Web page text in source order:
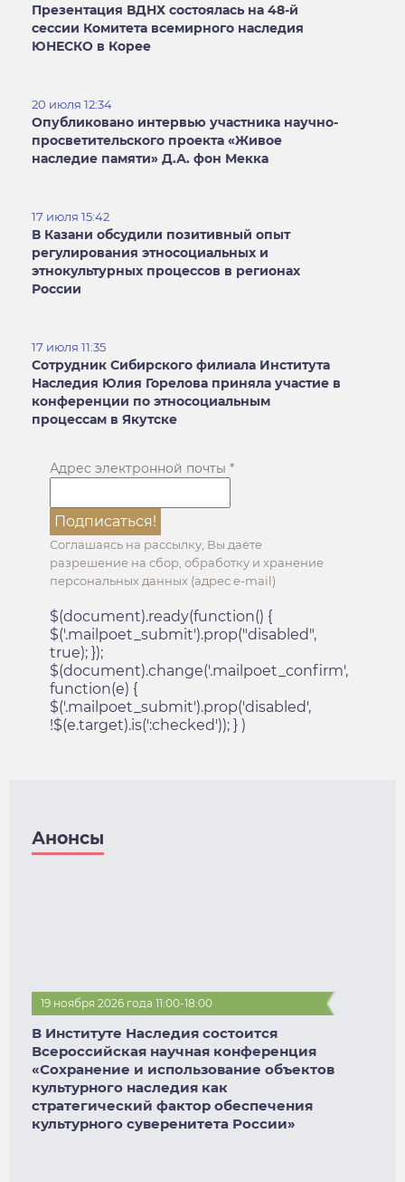
Презентация ВДНХ состоялась на 48-й
сессии Комитета всемирного наследия
ЮНЕСКО в Корее
20 июля 12:34
Опубликовано интервью участника научно-
просветительского проекта «Живое
наследие памяти» Д.А. фон Мекка
17 июля 15:42
В Казани обсудили позитивный опыт
регулирования этносоциальных и
этнокультурных процессов в регионах
России
17 июля 11:35
Сотрудник Сибирского филиала Института
Наследия Юлия Горелова приняла участие в
конференции по этносоциальным
процессам в Якутске
Адрес электронной почты *
Соглашаясь на рассылку, Вы даёте
разрешение на сбор, обработку и хранение
персональных данных (адрес e-mail)
$(document).ready(function() {
$('.mailpoet_submit').prop("disabled",
true); });
$(document).change('.mailpoet_confirm',
function(e) {
$('.mailpoet_submit').prop('disabled',
!$(e.target).is(':checked')); } )
Анонсы
19 ноября 2026 года 11:00-18:00
В Институте Наследия состоится
Всероссийская научная конференция
«Сохранение и использование объектов
культурного наследия как
стратегический фактор обеспечения
культурного суверенитета России»